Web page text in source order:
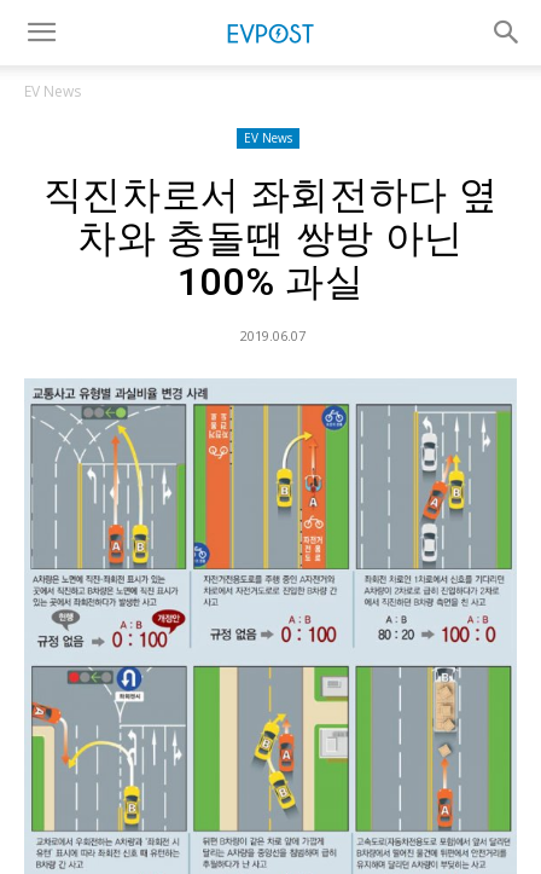
EV News
EV News
직진차로서 좌회전하다 옆
차와 충돌땐 쌍방 아닌
100% 과실
2019.06.07